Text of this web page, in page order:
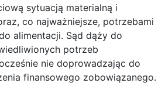
sytuacją materialną i
co najważniejsze, potrzebami
alimentacji. Sąd dąży do
potrzeb
nie doprowadzając do
finansowego zobowiązanego.